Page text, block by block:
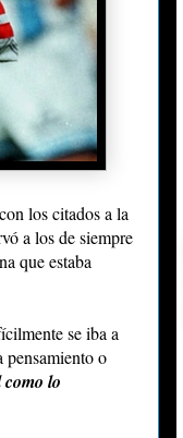
los citados a la
a los de siempre
queestaba
se iba a
pensamiento o
lo